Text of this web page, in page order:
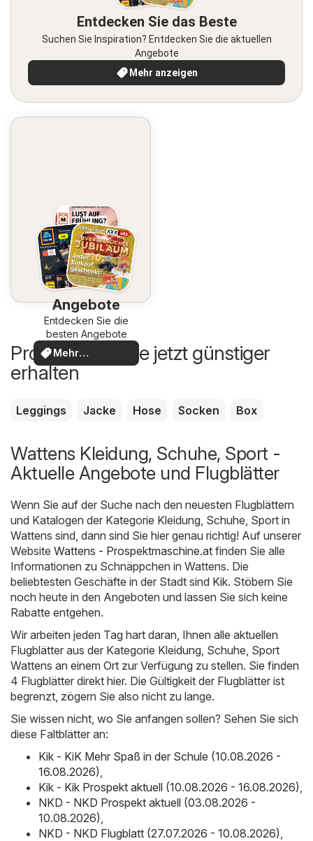
Entdecken Sie das Beste
Suchen Sie Inspiration? Entdecken Sie die aktuellen
Angebote
Mehr anzeigen
Angebote
Entdecken Sie die
besten Angebote
Mehr
entdecken
Produkte, die Sie jetzt günstiger
erhalten
Leggings Jacke Hose Socken Box
Wattens Kleidung, Schuhe, Sport -
Aktuelle Angebote und Flugblätter
Wenn Sie auf der Suche nach den neuesten Flugblättern
und Katalogen der Kategorie Kleidung, Schuhe, Sport in
Wattens sind, dann sind Sie hier genau richtig! Auf unserer
Website Wattens - Prospektmaschine.at finden Sie alle
Informationen zu Schnäppchen in Wattens. Die
beliebtesten Geschäfte in der Stadt sind Kik. Stöbern Sie
noch heute in den Angeboten und lassen Sie sich keine
Rabatte entgehen.
Wir arbeiten jeden Tag hart daran, Ihnen alle aktuellen
Flugblätter aus der Kategorie Kleidung, Schuhe, Sport
Wattens an einem Ort zur Verfügung zu stellen. Sie finden
4 Flugblätter direkt hier. Die Gültigkeit der Flugblätter ist
begrenzt, zögern Sie also nicht zu lange.
Sie wissen nicht, wo Sie anfangen sollen? Sehen Sie sich
diese Faltblätter an:
Kik - KiK Mehr Spaß in der Schule (10.08.2026 -
16.08.2026)
Kik - Kik Prospekt aktuell (10.08.2026 - 16.08.2026)
NKD - NKD Prospekt aktuell (03.08.2026 -
10.08.2026)
NKD - NKD Flugblatt (27.07.2026 - 10.08.2026)